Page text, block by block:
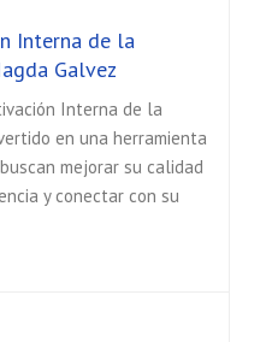
Interna de la
Galvez
Interna de la
en una herramienta
mejorar su calidad
y conectar con su